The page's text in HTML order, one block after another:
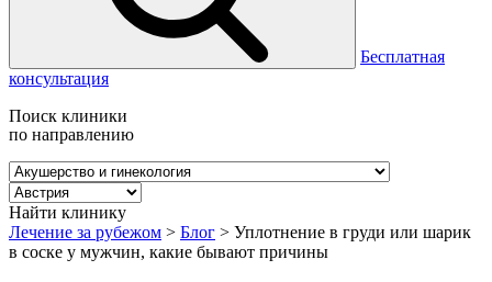
Бесплатная
консультация
Поиск клиники
по направлению
Найти клинику
Лечение за рубежом > Блог > Уплотнение в груди или шарик
в соске у мужчин, какие бывают причины